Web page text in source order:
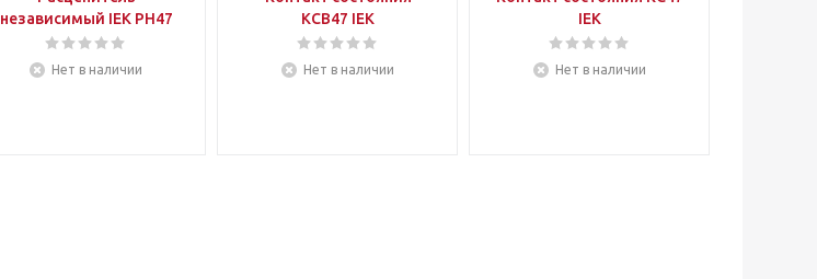
независимый IEK РН47
Нет в наличии
КСВ47 IEK
Нет в наличии
IEK
Нет в наличии